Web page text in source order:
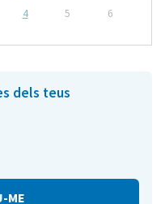
4 5 6
dels teus